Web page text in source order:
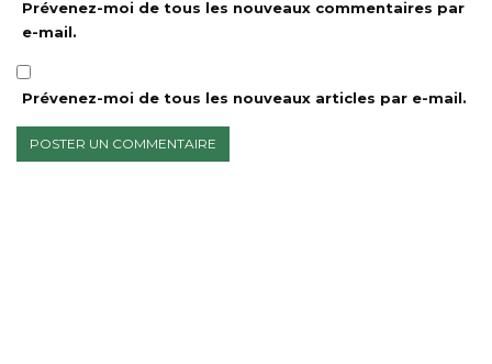
Prévenez-moi de tous les nouveaux commentaires par
e-mail.
Prévenez-moi de tous les nouveaux articles par e-mail.